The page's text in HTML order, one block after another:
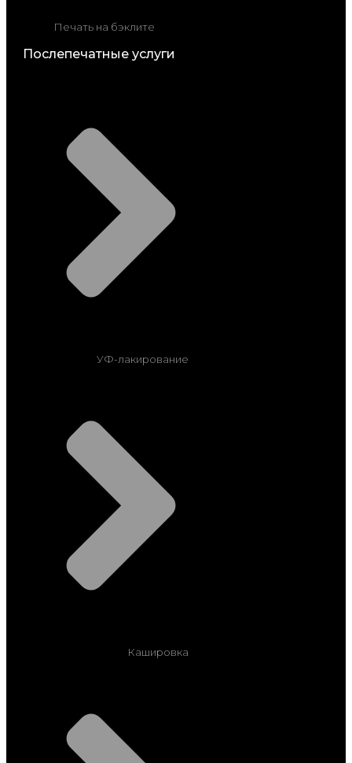
Печать на бэклите
Послепечатные услуги
УФ-лакирование
Кашировка